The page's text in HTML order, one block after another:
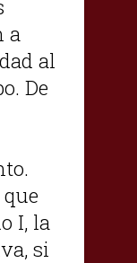
a
al
De
I, la
si